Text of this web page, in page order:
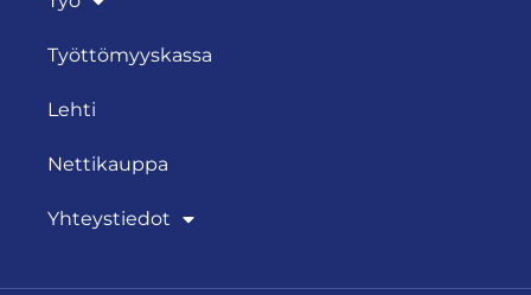
Työttömyyskassa
Lehti
Nettikauppa
Yhteystiedot